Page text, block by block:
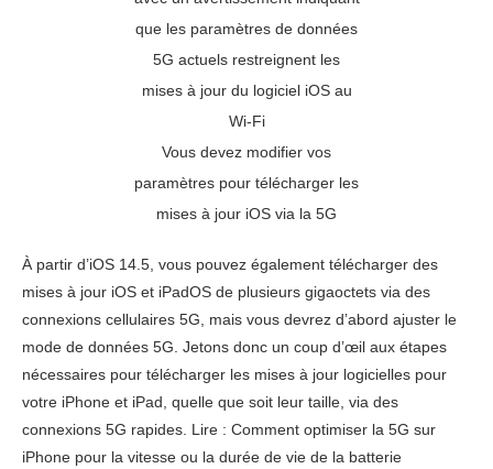
Vous devez modifier vos
paramètres pour télécharger les
mises à jour iOS via la 5G
À partir d’iOS 14.5, vous pouvez également télécharger des
mises à jour iOS et iPadOS de plusieurs gigaoctets via des
connexions cellulaires 5G, mais vous devrez d’abord ajuster le
mode de données 5G. Jetons donc un coup d’œil aux étapes
nécessaires pour télécharger les mises à jour logicielles pour
votre iPhone et iPad, quelle que soit leur taille, via des
connexions 5G rapides. Lire : Comment optimiser la 5G sur
iPhone pour la vitesse ou la durée de vie de la batterie